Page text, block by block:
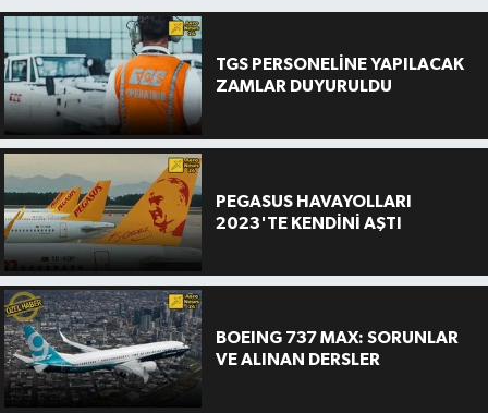
TGS PERSONELİNE YAPILACAK
ZAMLAR DUYURULDU
PEGASUS HAVAYOLLARI
2023'TE KENDİNİ AŞTI
BOEING 737 MAX: SORUNLAR
VE ALINAN DERSLER